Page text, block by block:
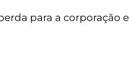
para a corporação